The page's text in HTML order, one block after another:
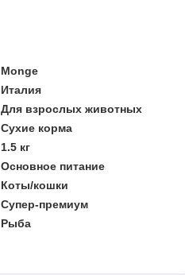
Monge
Италия
Для взрослых животных
Сухие корма
1.5 кг
Основное питание
Коты/кошки
Супер-премиум
Рыба